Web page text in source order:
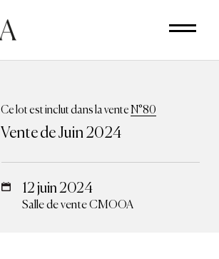
Ce lot est inclut dans la vente N°80
Vente de Juin 2024
12 juin 2024
Salle de vente CMOOA